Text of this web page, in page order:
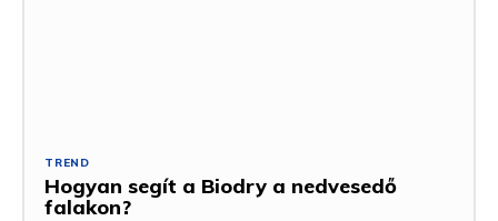
TREND
Hogyan segít a Biodry a nedvesedő
falakon?